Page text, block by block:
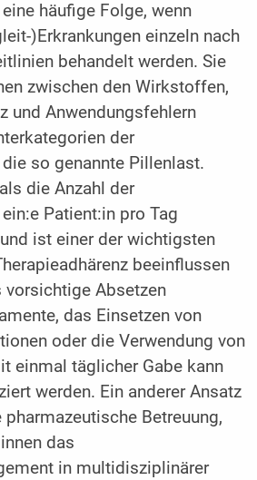
häufige Folge, wenn
)Erkrankungen einzeln nach
behandelt werden. Sie
zwischen den Wirkstoffen,
und Anwendungsfehlern
der
so genannte Pillenlast.
die Anzahl der
Patient:in pro Tag
ist einer der wichtigsten
beeinflussen
vorsichtige Absetzen
das Einsetzen von
oder die Verwendung von
einmal täglicher Gabe kann
werden. Ein anderer Ansatz
Betreuung,
das
in multidisziplinärer